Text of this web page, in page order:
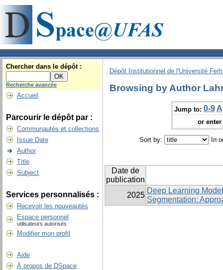
Chercher dans le dépôt :
Recherche avancée
Accueil
Parcourir le dépôt par :
Communautés et collections
Issue Date
Author
Title
Subject
Services personnalisés :
Recevoir les nouveautés
Espace personnel
utilisateurs autorisés
Modifier mon profil
Aide
À propos de DSpace
Dépôt Institutionnel de l'Université
Browsing by Author
Jump to: 0-9 A
or
Sort by: In
Date de
publication
2025
Deep Learning
Segmentation: